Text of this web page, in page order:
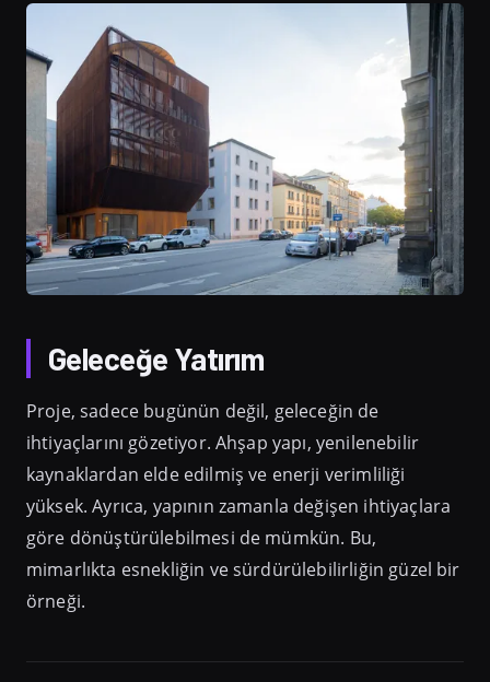
Geleceğe Yatırım
Proje, sadece bugünün değil, geleceğin de
ihtiyaçlarını gözetiyor. Ahşap yapı, yenilenebilir
kaynaklardan elde edilmiş ve enerji verimliliği
yüksek. Ayrıca, yapının zamanla değişen ihtiyaçlara
göre dönüştürülebilmesi de mümkün. Bu,
mimarlıkta esnekliğin ve sürdürülebilirliğin güzel bir
örneği.